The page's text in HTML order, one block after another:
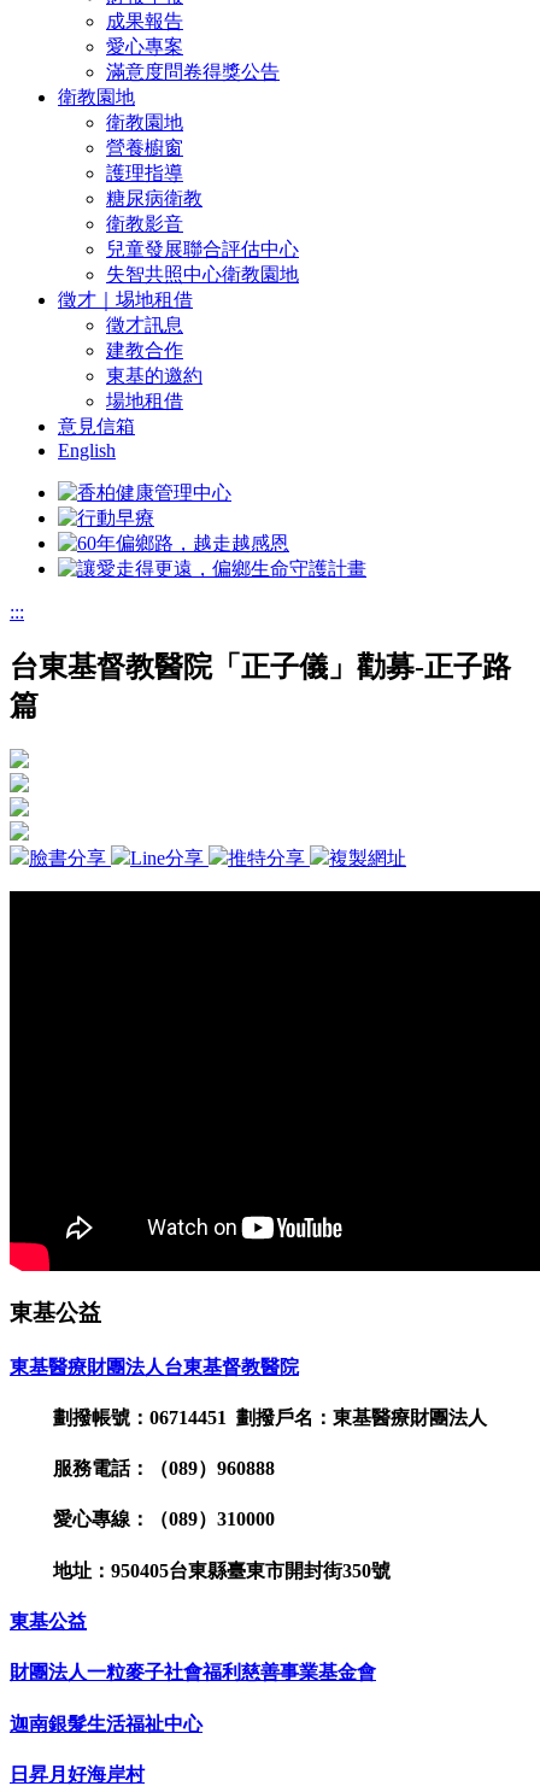
成果報告
愛心專案
滿意度問卷得獎公告
衛教園地
衛教園地
營養櫥窗
護理指導
糖尿病衛教
衛教影音
兒童發展聯合評估中心
失智共照中心衛教園地
徵才｜埸地租借
徵才訊息
建教合作
東基的邀約
場地租借
意見信箱
English
:::
台東基督教醫院「正子儀」勸募-正子路
篇
臉書分享 Line分享 推特分享 複製網址
東基公益
東基醫療財團法人台東基督教醫院
劃撥帳號：06714451 劃撥戶名：東基醫療財團法人
服務電話：（089）960888
愛心專線：（089）310000
地址：950405台東縣臺東市開封街350號
東基公益
財團法人一粒麥子社會福利慈善事業基金會
迦南銀髮生活福祉中心
日昇月好海岸村